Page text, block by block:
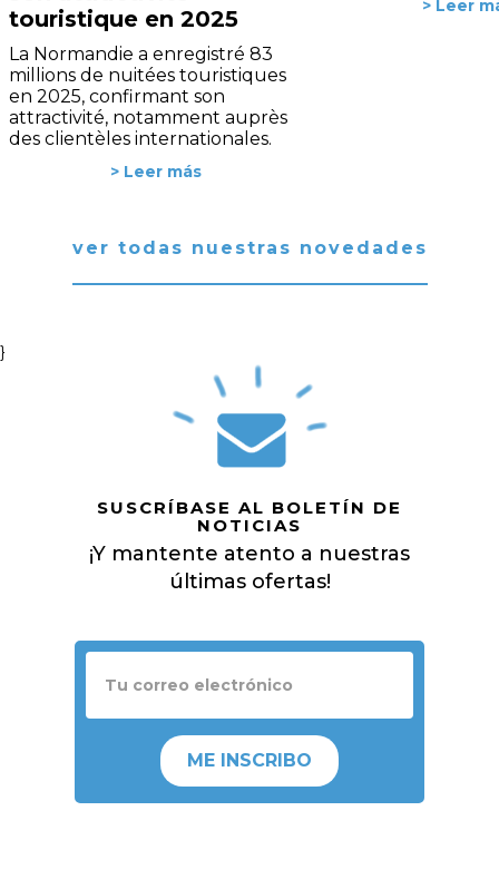
touristique en 2025
La Normandie a enregistré 83
millions de nuitées touristiques
en 2025, confirmant son
attractivité, notamment auprès
des clientèles internationales.
> Leer más
> Leer
ver todas nuestras novedades
}
SUSCRÍBASE AL BOLETÍN DE
NOTICIAS
¡Y mantente atento a nuestras
últimas ofertas!
ME INSCRIBO